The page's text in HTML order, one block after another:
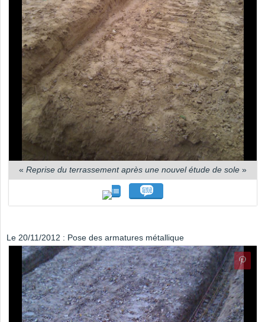
« Reprise du terrassement après une nouvel étude de sole »
Le 20/11/2012 : Pose des armatures métallique